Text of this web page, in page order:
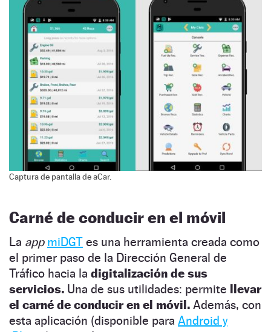
Captura de pantalla de aCar.
Carné de conducir en el móvil
La app miDGT es una herramienta creada como
el primer paso de la Dirección General de
Tráfico hacia la digitalización de sus
servicios. Una de sus utilidades: permite llevar
el carné de conducir en el móvil. Además, con
esta aplicación (disponible para Android y